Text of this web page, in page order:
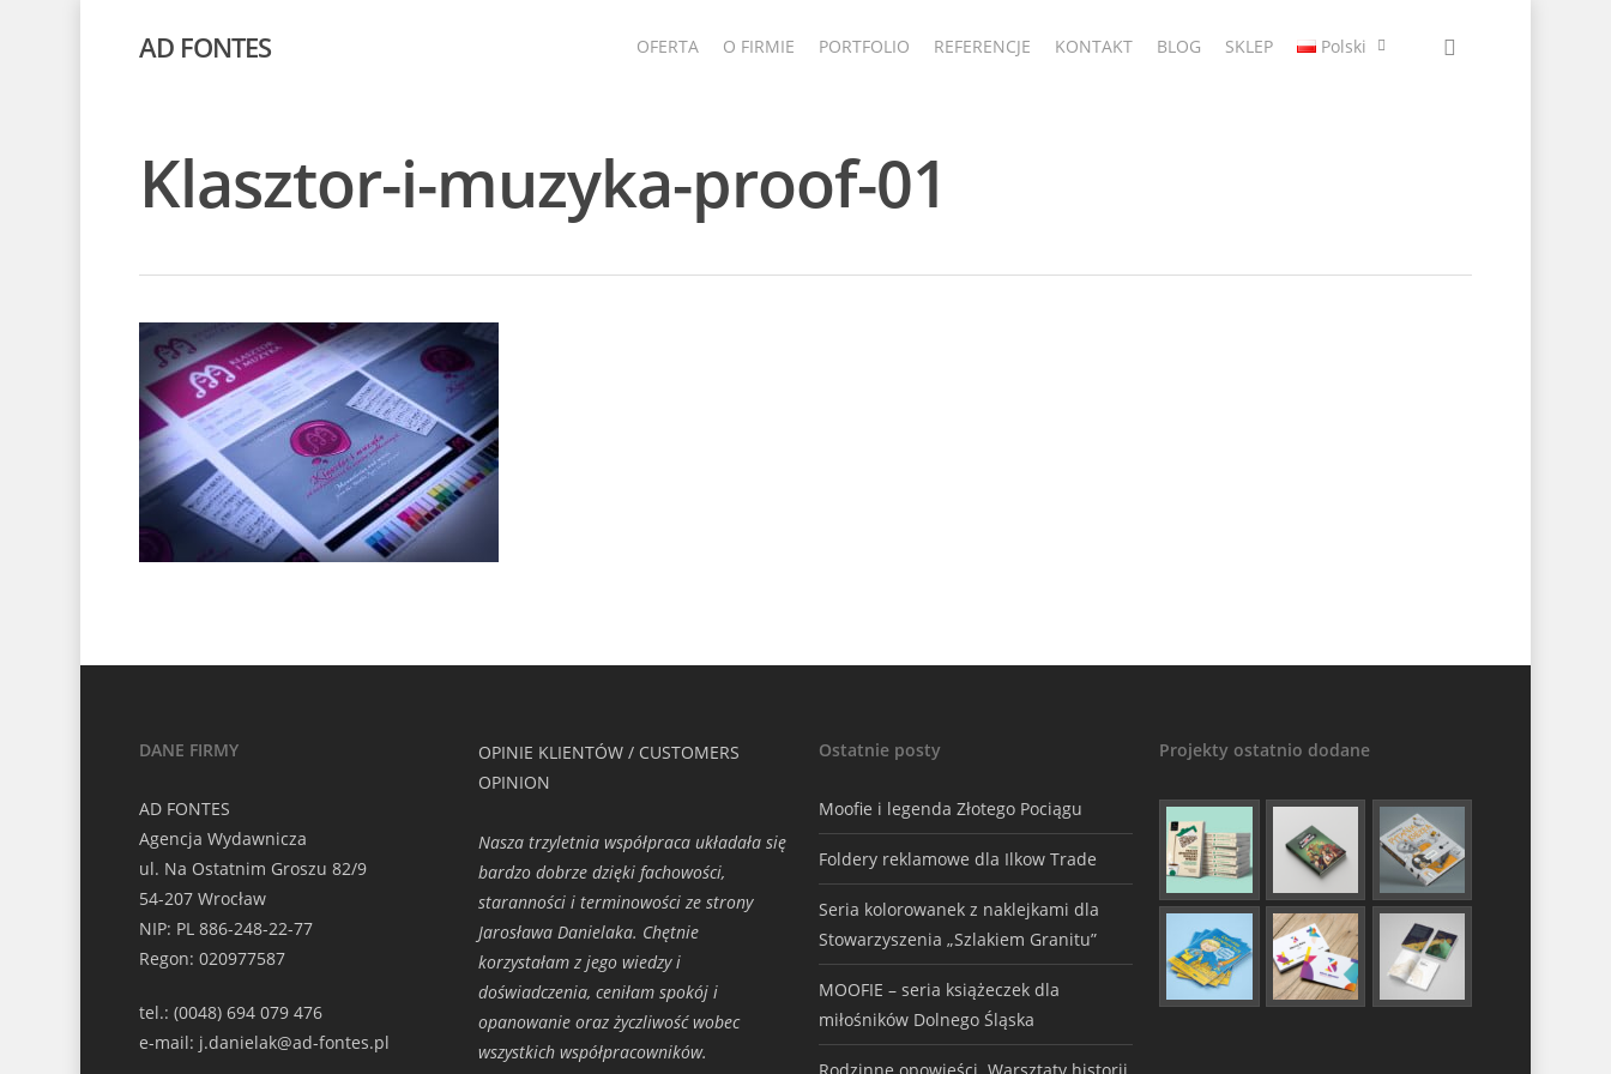
AD FONTES OFERTA O FIRMIE PORTFOLIO REFERENCJE KONTAKT BLOG SKLEP Polski
Klasztor-i-muzyka-proof-01
DANE FIRMY
AD FONTES
Agencja Wydawnicza
ul. Na Ostatnim Groszu 82/9
54-207 Wrocław
NIP: PL 886-248-22-77
Regon: 020977587
tel.: (0048) 694 079 476
e-mail: j.danielak@ad-fontes.pl
OPINIE KLIENTÓW / CUSTOMERS
OPINION
Nasza trzyletnia współpraca układała się
bardzo dobrze dzięki fachowości,
staranności i terminowości ze strony
Jarosława Danielaka. Chętnie
korzystałam z jego wiedzy i
doświadczenia, ceniłam spokój i
opanowanie oraz życzliwość wobec
wszystkich współpracowników.
Ostatnie posty
Moofie i legenda Złotego Pociągu
Foldery reklamowe dla Ilkow Trade
Seria kolorowanek z naklejkami dla
Stowarzyszenia „Szlakiem Granitu”
MOOFIE – seria książeczek dla
miłośników Dolnego Śląska
Projekty ostatnio dodane